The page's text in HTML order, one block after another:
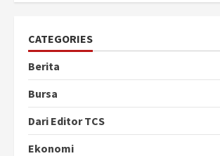
CATEGORIES
Berita
Bursa
Dari Editor TCS
Ekonomi